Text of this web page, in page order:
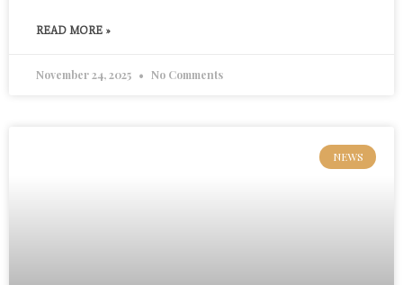
READ MORE »
November 24, 2025 No Comments
NEWS